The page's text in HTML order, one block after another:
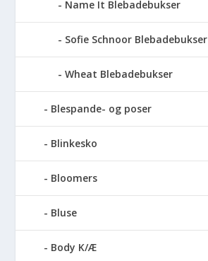
Name It Blebadebukser
Sofie Schnoor Blebadebukser
Wheat Blebadebukser
Blespande- og poser
Blinkesko
Bloomers
Bluse
Body K/Æ